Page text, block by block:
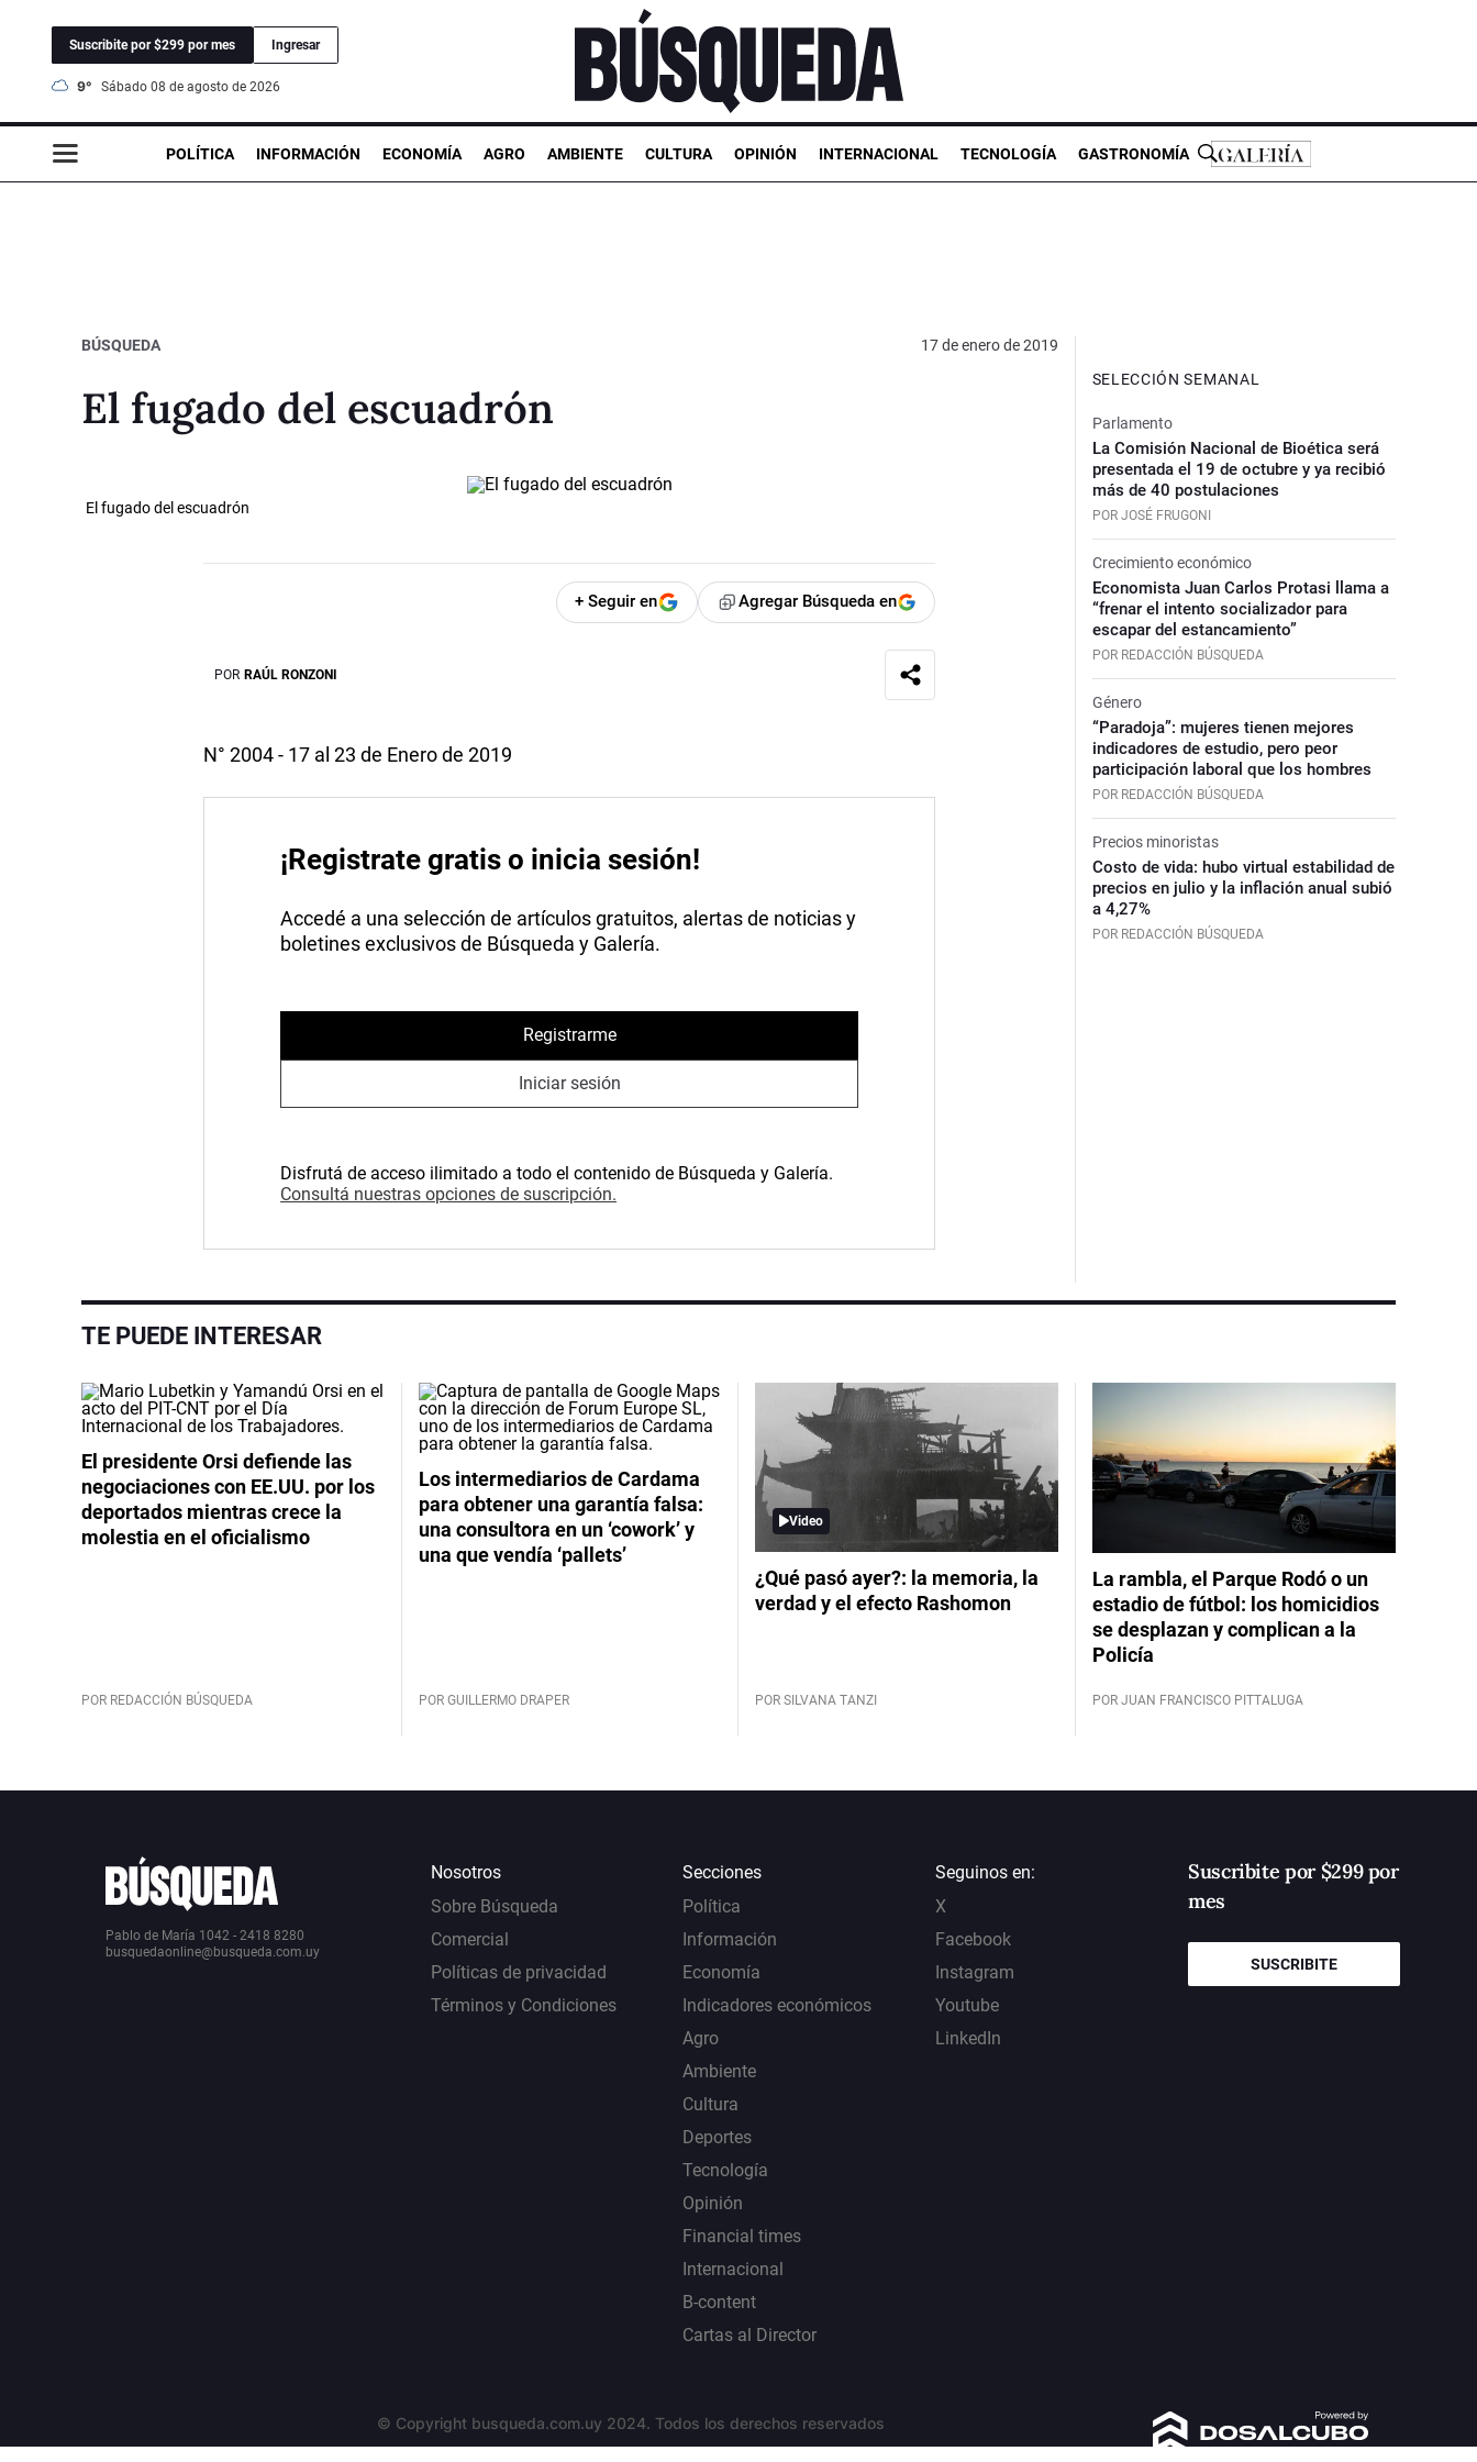
Suscribite por $299 por mes Ingresar
9° sábado 08 de agosto de 2026
POLÍTICA INFORMACIÓN ECONOMÍA AGRO AMBIENTE CULTURA OPINIÓN INTERNACIONAL TECNOLOGÍA GASTRONOMÍA
BÚSQUEDA 17 de enero de 2019
El fugado del escuadrón
El fugado del escuadrón
+ Seguir en Agregar Búsqueda en
POR RAÚL RONZONI
N° 2004 - 17 al 23 de Enero de 2019
¡Registrate gratis o inicia sesión!
Accedé a una selección de artículos gratuitos, alertas de noticias y
boletines exclusivos de Búsqueda y Galería.
Registrarme
Iniciar sesión
Disfrutá de acceso ilimitado a todo el contenido de Búsqueda y Galería.
Consultá nuestras opciones de suscripción.
SELECCIÓN SEMANAL
Parlamento
La Comisión Nacional de Bioética será
presentada el 19 de octubre y ya recibió
más de 40 postulaciones
POR JOSÉ FRUGONI
Crecimiento económico
Economista Juan Carlos Protasi llama a
“frenar el intento socializador para
escapar del estancamiento”
POR REDACCIÓN BÚSQUEDA
Género
“Paradoja”: mujeres tienen mejores
indicadores de estudio, pero peor
participación laboral que los hombres
POR REDACCIÓN BÚSQUEDA
Precios minoristas
Costo de vida: hubo virtual estabilidad de
precios en julio y la inflación anual subió
a 4,27%
POR REDACCIÓN BÚSQUEDA
TE PUEDE INTERESAR
El presidente Orsi defiende las
negociaciones con EE.UU. por los
deportados mientras crece la
molestia en el oficialismo
POR REDACCIÓN BÚSQUEDA
Los intermediarios de Cardama
para obtener una garantía falsa:
una consultora en un ‘cowork’ y
una que vendía ‘pallets’
POR GUILLERMO DRAPER
Video
¿Qué pasó ayer?: la memoria, la
verdad y el efecto Rashomon
POR SILVANA TANZI
La rambla, el Parque Rodó o un
estadio de fútbol: los homicidios
se desplazan y complican a la
Policía
POR JUAN FRANCISCO PITTALUGA
Pablo de María 1042 - 2418 8280
busquedaonline@busqueda.com.uy
Nosotros
Sobre Búsqueda
Comercial
Políticas de privacidad
Términos y Condiciones
Secciones
Política
Información
Economía
Indicadores económicos
Agro
Ambiente
Cultura
Deportes
Tecnología
Opinión
Financial times
Internacional
B-content
Cartas al Director
Seguinos en:
X
Facebook
Instagram
Youtube
LinkedIn
Suscribite por $299 por
mes
SUSCRIBITE
© Copyright busqueda.com.uy 2024. Todos los derechos reservados